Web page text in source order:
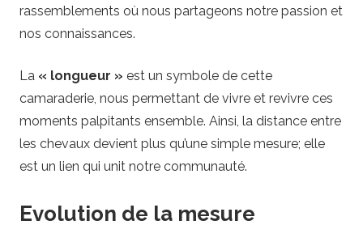
rassemblements où nous partageons notre passion et
nos connaissances.
La « longueur » est un symbole de cette
camaraderie, nous permettant de vivre et revivre ces
moments palpitants ensemble. Ainsi, la distance entre
les chevaux devient plus qu’une simple mesure; elle
est un lien qui unit notre communauté.
Evolution de la mesure